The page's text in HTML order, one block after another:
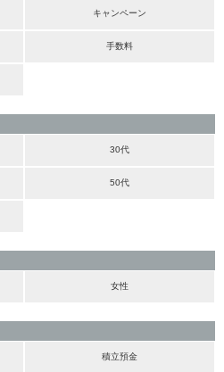
キャンペーン
手数料
30代
50代
女性
積立預金